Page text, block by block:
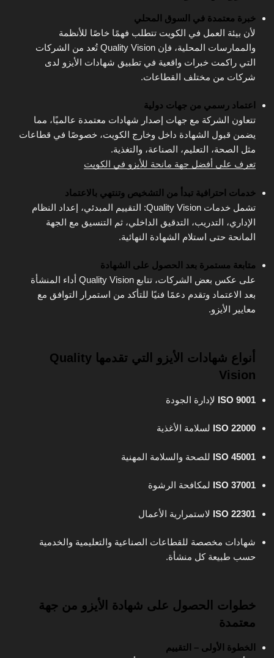
خبرة معتمدة في السوق المحلي
لأن بيئة العمل في الكويت تتطلب فهمًا خاصًا للأنظمة
والممارسات المحلية، فإن Quality Vision تُعد من الشركات
التي راكمت خبرات واقعية في تطبيق شهادات الأيزو لدى
شركات من مختلف القطاعات.
اعتماد رسمي من جهات دولية
تتعاون الشركة مع جهات إصدار شهادات معتمدة عالميًا، مما
يضمن قبول الشهادة داخل وخارج الكويت، خصوصًا في قطاعات
مثل الصحة، التعليم، الصناعة، والتغذية.
تعرف على أفضل جهة مانحة للأيزو في الكويت
خدمات احترافية تبدأ من التشخيص وتنتهي بالاعتماد
تشمل خدمات Quality Vision: التقييم المبدئي، إعداد النظام
الإداري، التدريب، التدقيق الداخلي، ثم التنسيق مع الجهة
المانحة حتى استلام الشهادة النهائية.
متابعة مستمرة بعد الحصول على الشهادة
على عكس بعض الشركات، تتابع Quality Vision أداء المنشأة
بعد الاعتماد وتقدم دعمًا فنيًا للتأكد من استمرار التوافق مع
معايير الأيزو.
أنواع شهادات الأيزو التي تقدمها Quality
Vision
ISO 9001 لإدارة الجودة
ISO 22000 لسلامة الأغذية
ISO 45001 للصحة والسلامة المهنية
ISO 37001 لمكافحة الرشوة
ISO 22301 لاستمرارية الأعمال
شهادات مخصصة للقطاعات الصناعية والتعليمية والخدمية
حسب طبيعة كل منشأة.
خطوات الحصول على شهادة الأيزو من جهة
معتمدة
الخطوة الأولى – التقييم